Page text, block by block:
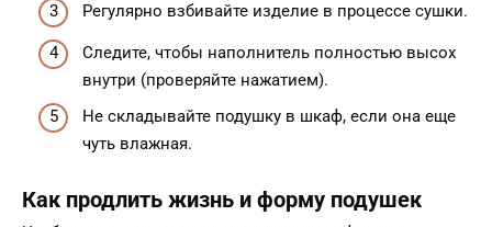
Регулярно взбивайте изделие в процессе сушки.
Следите, чтобы наполнитель полностью высох
внутри (проверяйте нажатием).
Не складывайте подушку в шкаф, если она еще
чуть влажная.
Как продлить жизнь и форму подушек